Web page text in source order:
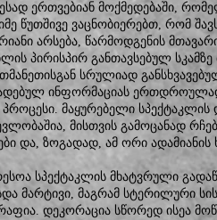
ერთვებიან მოქმედებაში,
წუთშივე ვაცნობიერებთ, რომ
არსება, წარმოდგენის
პირისპირ განთავსებულ
სრულიად
ინფორმაციას ერთდროულად
მაყურებელი
მისთვის გამოცანად
და, ზოგადად, ამ ორი ადამიანის
სპექტაკლის მხატვრული
მარტივი, მაგრამ სტერილური
დეკორაცია სწორედ ისეა